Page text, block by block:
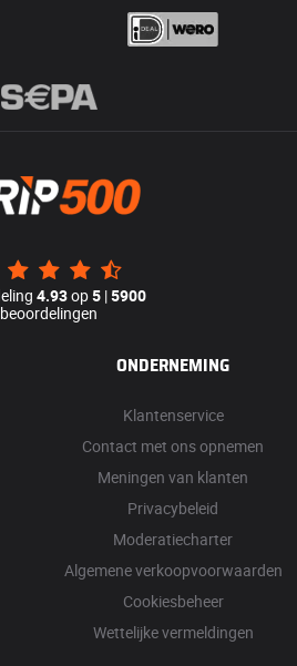
4.93op5 |5900
beoordelingen
ONDERNEMING
Klantenservice
Contact met ons opnemen
Meningen van klanten
Privacybeleid
Moderatiecharter
Algemene verkoopvoorwaarden
Cookiesbeheer
Wettelijke vermeldingen